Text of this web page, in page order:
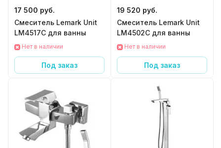
17 500 руб.
Смеситель Lemark Unit
LM4517C для ванны
Нет в наличии
Под заказ
19 520 руб.
Смеситель Lemark Unit
LM4502C для ванны
Нет в наличии
Под заказ